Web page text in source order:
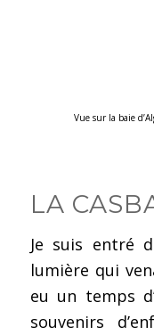
Vue sur la baie
LA
Je suis entré
lumière qui
eu un temps
souvenirs